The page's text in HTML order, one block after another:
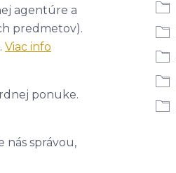
agentúre a
predmetov).
. Viac info
ponuke.
správou,